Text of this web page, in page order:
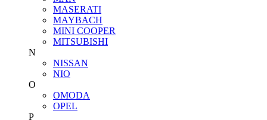
MASERATI
MAYBACH
MINI COOPER
MITSUBISHI
N
NISSAN
NIO
O
OMODA
OPEL
P